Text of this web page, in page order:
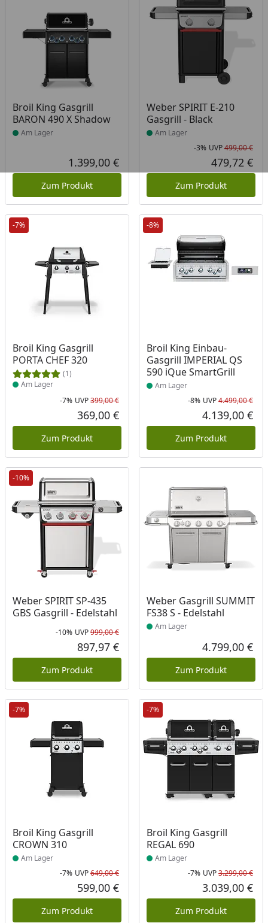
Broil King Gasgrill
BARON 490 X Shadow
Produkt am Lager
Am Lager
Aktueller Preis
1.399,00 €
Zum Produkt
Weber SPIRIT E-210
Gasgrill - Black
Produkt am Lager
Am Lager
-3% UVP499,00 €
479,72 €
Zum Produkt
-7%
Broil King Gasgrill
PORTA CHEF 320
(1)
Produkt am Lager
Am Lager
Rabatt in Prozent
-7%
Ursprünglicher Preis
UVP399,00 €
Aktueller Preis
369,00 €
Zum Produkt
-8%
Broil King Einbau-
Gasgrill IMPERIAL QS
590 iQue SmartGrill
Produkt am Lager
Am Lager
-8% UVP4.499,00 €
4.139,00 €
Zum Produkt
-10%
Weber SPIRIT SP-435
GBS Gasgrill - Edelstahl
Rabatt in Prozent
-10%
Ursprünglicher Preis
UVP999,00 €
Aktueller Preis
897,97 €
Zum Produkt
Weber Gasgrill SUMMIT
FS38 S - Edelstahl
Produkt am Lager
Am Lager
4.799,00 €
Zum Produkt
-7%
Broil King Gasgrill
CROWN 310
Produkt am Lager
Am Lager
Rabatt in Prozent
-7%
Ursprünglicher Preis
UVP649,00 €
Aktueller Preis
599,00 €
Zum Produkt
-7%
Broil King Gasgrill
REGAL 690
Produkt am Lager
Am Lager
-7% UVP3.299,00 €
3.039,00 €
Zum Produkt